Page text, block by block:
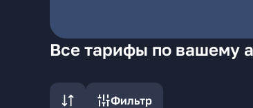
Все тарифы по вашему
Фильтр